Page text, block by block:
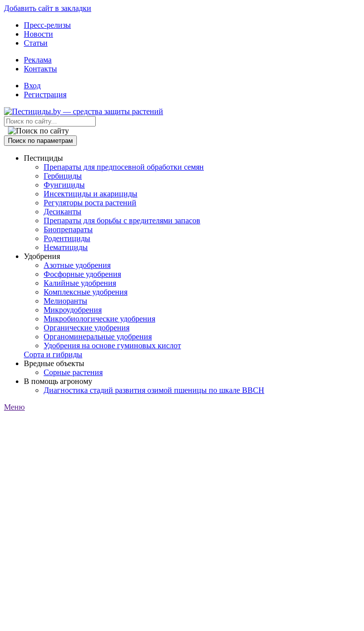
Добавить сайт в закладки
Пресс-релизы
Новости
Статьи
Реклама
Контакты
Вход
Регистрация
Поиск по параметрам
Пестициды
Препараты для предпосевной обработки семян
Гербициды
Фунгициды
Инсектициды и акарициды
Регуляторы роста растений
Десиканты
Препараты для борьбы с вредителями запасов
Биопрепараты
Родентициды
Нематициды
Удобрения
Азотные удобрения
Фосфорные удобрения
Калийные удобрения
Комплексные удобрения
Мелиоранты
Микроудобрения
Микробиологические удобрения
Органические удобрения
Органоминеральные удобрения
Удобрения на основе гуминовых кислот
Сорта и гибриды
Вредные объекты
Сорные растения
В помощь агроному
Диагностика стадий развития озимой пшеницы по шкале ВВСН
Меню